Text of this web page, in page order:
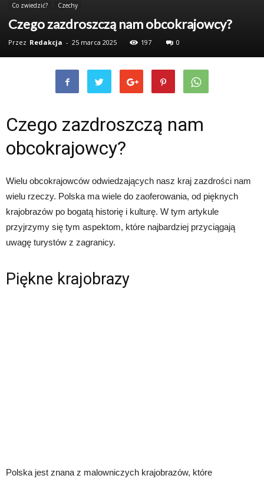
Co zwiedzić? Czechy
Czego zazdroszczą nam obcokrajowcy?
Przez Redakcja - 25 marca 2025 197 0
Czego zazdroszczą nam
obcokrajowcy?
Wielu obcokrajowców odwiedzających nasz kraj zazdrości nam
wielu rzeczy. Polska ma wiele do zaoferowania, od pięknych
krajobrazów po bogatą historię i kulturę. W tym artykule
przyjrzymy się tym aspektom, które najbardziej przyciągają
uwagę turystów z zagranicy.
Piękne krajobrazy
Polska jest znana z malowniczych krajobrazów, które